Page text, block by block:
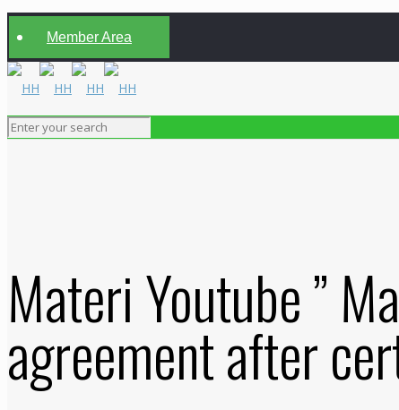
Member Area
Materi Youtube ”
agreement after